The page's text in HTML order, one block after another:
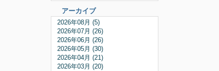
アーカイブ
2026年08月 (5)
2026年07月 (26)
2026年06月 (26)
2026年05月 (30)
2026年04月 (21)
2026年03月 (20)